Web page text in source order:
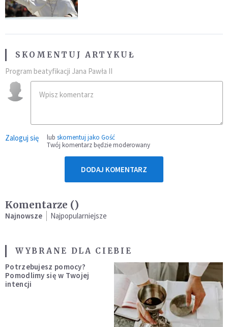
SKOMENTUJ ARTYKUŁ
Program beatyfikacji Jana Pawła II
Zaloguj się lub skomentuj jako Gość
Twój komentarz będzie moderowany
DODAJ KOMENTARZ
Komentarze ()
Najnowsze Najpopularniejsze
WYBRANE DLA CIEBIE
Potrzebujesz pomocy?
Pomodlimy się w Twojej
intencji